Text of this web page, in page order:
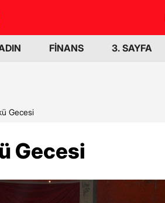
FİNANS 3. SAYFA
Gecesi
Gecesi